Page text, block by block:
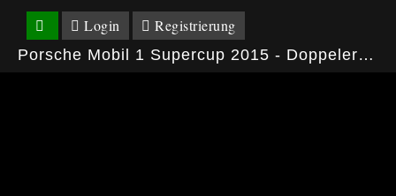
Login Registrierung
Porsche Mobil 1 Supercup 2015 - Doppelerfolg für Sven Müller in Monza